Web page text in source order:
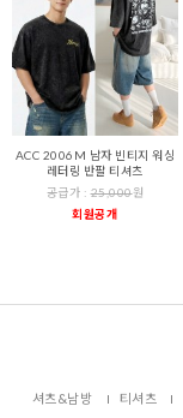
ACC 2006M 남자 빈티지 워싱
레터링 반팔 티셔츠
공급가 :25,000원
회원공개
셔츠&남방 티셔츠